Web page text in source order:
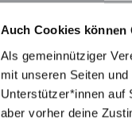
Auch Cookies können
Als gemeinnütziger
mit unseren Seiten
Unterstützer*innen auf
aber vorher deine